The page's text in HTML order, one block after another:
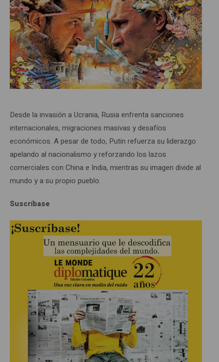
Desde la invasión a Ucrania, Rusia enfrenta sanciones
internacionales, migraciones masivas y desafíos
económicos. A pesar de todo, Putin refuerza su liderazgo
apelando al nacionalismo y reforzando los lazos
comerciales con China e India, mientras su imagen divide al
mundo y a su propio pueblo.
Suscríbase